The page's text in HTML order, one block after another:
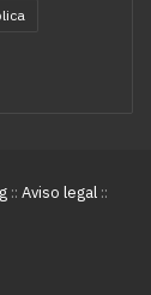
:: Aviso legal ::